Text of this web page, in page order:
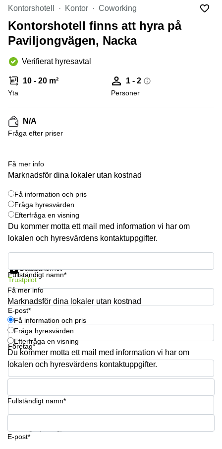
Virtuellt
Sollentuna
Vasastan
Östermalm
Kontor
Malmö
Huddinge
Lediga
lokaler
Hisingen
lokaler
Hägersten
Kontorshotell Kontor Coworking
Kontorshotell finns att hyra på
Paviljongvägen, Nacka
Verifierat hyresavtal
10 - 20 m²
Yta
1 - 2
Personer
N/A
Fråga efter priser
Få mer info
Marknadsför dina lokaler utan kostnad
Få information och pris
Fråga hyresvärden
Efterfråga en visning
Du kommer motta ett mail med information vi har om
lokalen och hyresvärdens kontaktuppgifter.
Fullständigt namn*
E-post*
Företag*
Telefonnummer*
Datasäkerhet
Trustpilot
Få mer info
Marknadsför dina lokaler utan kostnad
Få information och pris
Fråga hyresvärden
Efterfråga en visning
Du kommer motta ett mail med information vi har om
lokalen och hyresvärdens kontaktuppgifter.
Fullständigt namn*
E-post*